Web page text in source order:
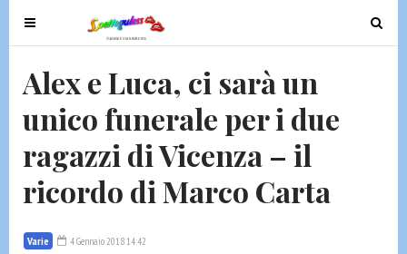
T
o
g
e
n
v
g
T
o
Alex e Luca, ci sarà un
unico funerale per i due
ragazzi di Vicenza – il
ricordo di Marco Carta
Varie 4 Gennaio 2018 14:42